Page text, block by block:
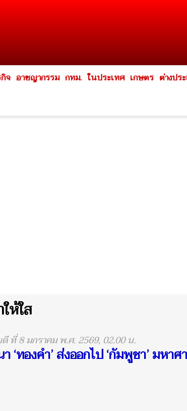
จ อาชญากรรม กทม. ในประเทศ เกษตร ต่างปร
ห้ใส
ที่ 8 มกราคม พ.ศ. 2569, 02.00 น.
‘ทองคำ’ ส่งออกไป ‘กัมพูชา’ มหาศ